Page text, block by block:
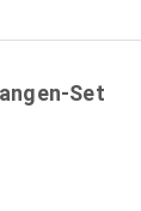
Set